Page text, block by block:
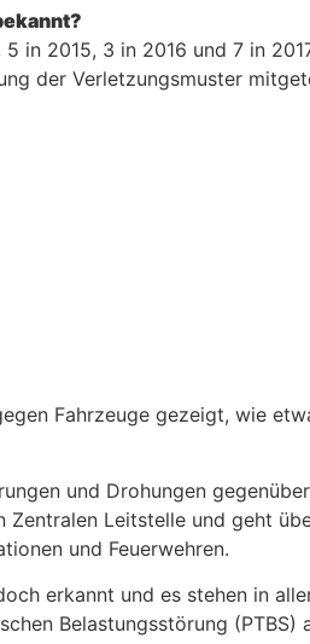
in 2015, 3 in 2016 und 7 in
der Verletzungsmuster
Fahrzeuge gezeigt, wie
und Drohungen
Leitstelle und geht
und Feuerwehren.
erkannt und es stehen in
Belastungsstörung (PTBS)